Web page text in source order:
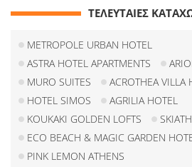
ΤΕΛΕΥΤΑΙΕΣ
METROPOLE URBAN HOTEL
ASTRA HOTEL APARTMENTS
MURO SUITES
ACROTHEA VILLA
HOTEL SIMOS
AGRILIA HOTEL
KOUKAKI GOLDEN LOFTS
ECO BEACH & MAGIC GARDEN
PINK LEMON ATHENS